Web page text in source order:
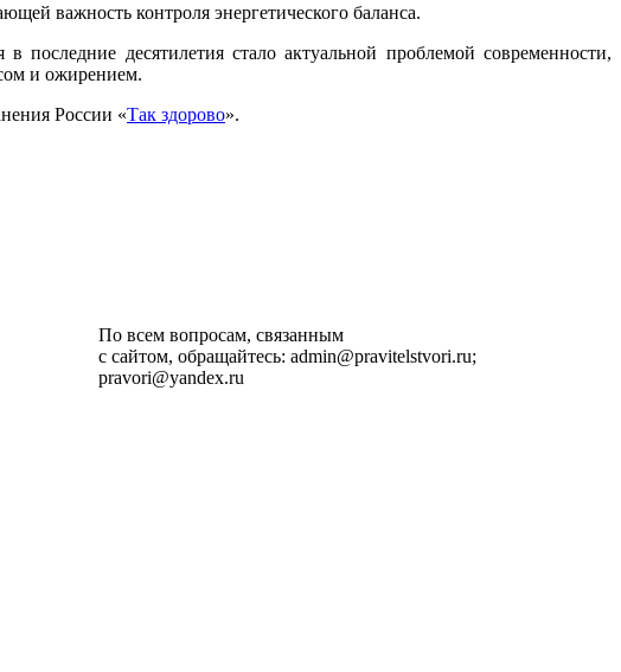
важность контроля энергетического баланса.
десятилетия стало актуальной проблемой современности,
и ожирением.
России «Так здорово».
По всем вопросам, связанным
с сайтом, обращайтесь: admin@pravitelstvori.ru;
pravori@yandex.ru